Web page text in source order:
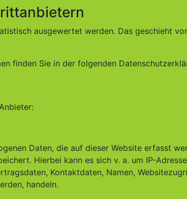
ausgewertet werden. Das geschieht
finden Sie in der folgenden
Daten, die auf dieser Website erfasst
Hierbei kann es sich v. a. um IP-
Kontaktdaten, Namen,
handeln.